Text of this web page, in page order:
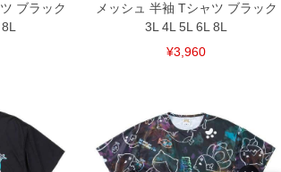
ブラック
メッシュ 半袖 Tシャツ ブラック
3L 4L 5L 6L 8L
¥3,960